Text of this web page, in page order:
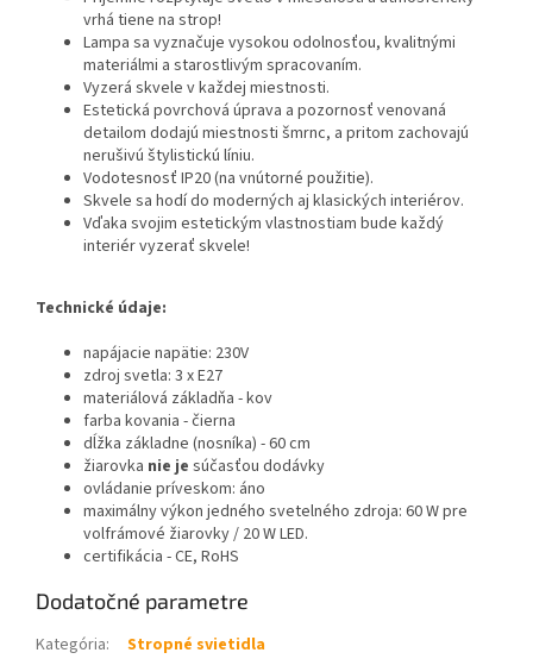
vrhá tiene na strop!
Lampa sa vyznačuje vysokou odolnosťou, kvalitnými
materiálmi a starostlivým spracovaním.
Vyzerá skvele v každej miestnosti.
Estetická povrchová úprava a pozornosť venovaná
detailom dodajú miestnosti šmrnc, a pritom zachovajú
nerušivú štylistickú líniu.
Vodotesnosť IP20 (na vnútorné použitie).
Skvele sa hodí do moderných aj klasických interiérov.
Vďaka svojim estetickým vlastnostiam bude každý
interiér vyzerať skvele!
Technické údaje:
napájacie napätie: 230V
zdroj svetla: 3 x E27
materiálová základňa - kov
farba kovania - čierna
dĺžka základne (nosníka) - 60 cm
žiarovka nie je súčasťou dodávky
ovládanie príveskom: áno
maximálny výkon jedného svetelného zdroja: 60 W pre
volfrámové žiarovky / 20 W LED.
certifikácia - CE, RoHS
Dodatočné parametre
Kategória:
Stropné svietidla